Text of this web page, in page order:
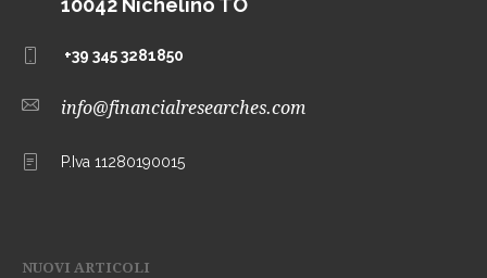
10042 Nichelino TO
+39 345 3281850
info@financialresearches.com
P.Iva 11280190015
NUOVI ARTICOLI